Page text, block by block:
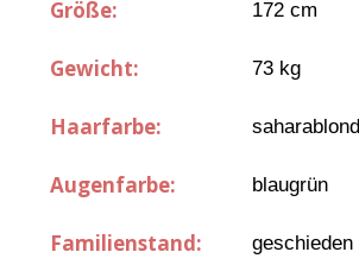
Größe: 172 cm
Gewicht: 73 kg
Haarfarbe: saharablond
Augenfarbe: blaugrün
Familienstand: geschieden